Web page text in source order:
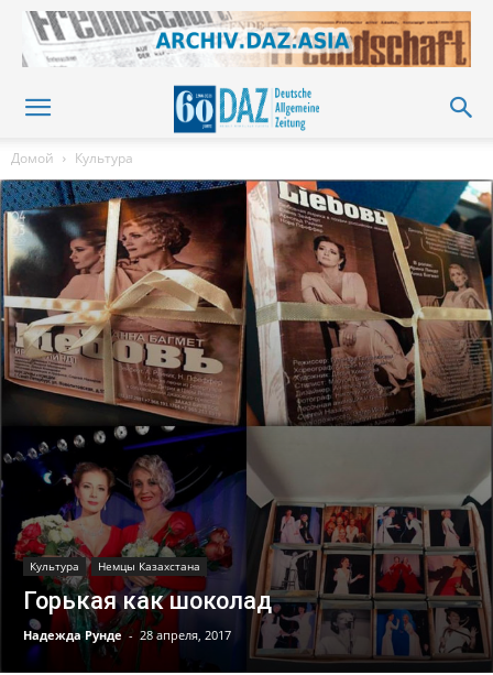
Домой Культура
Культура Немцы Казахстана
Горькая как шоколад
Надежда Рунде - 28 апреля, 2017